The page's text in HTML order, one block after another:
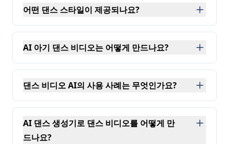
어떤 댄스 스타일이 제공되나요?
Kling AI 댄스 생성기는 Cute Baby Dance, Heart
AI 아기 댄스 비디오는 어떻게 만드나요?
Kling AI 아기 댄스 비디오를 만들려면 먼저 아기 사진을
댄스 비디오 AI의 사용 사례는 무엇인가요?
댄스 비디오 AI는 YouTube나 TikTok의 트렌딩 AI 아기
AI 댄스 생성기로 댄스 비디오를 어떻게 만
드나요?